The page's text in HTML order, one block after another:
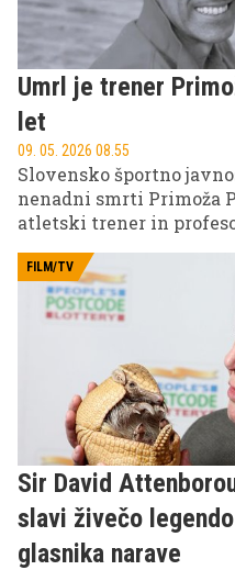
Umrl je trener
let
09. 05. 2026 08.55
Slovensko športno
nenadni smrti Primoža
atletski trener in
vsem generacijam.
FILM/TV
Sir David
slavi živečo
glasnika narave